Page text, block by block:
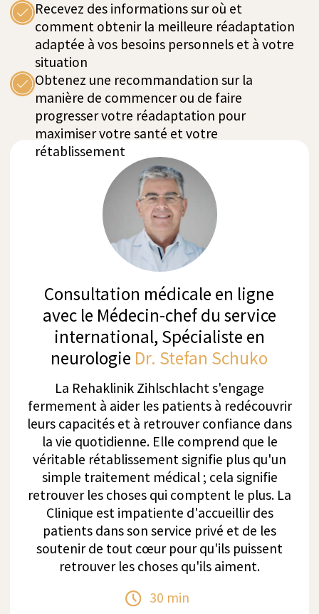
robotisés et conventionnels sont à la disposition
de nos patients. L'équipement de thérapie avancé
permet aux patients de commencer des thérapies
spécifiques, comme la thérapie de la marche,
beaucoup plus tôt. Les exercices très répétitifs
favorisent l'apprentissage moteur et la
réorganisation neuronale. Des études montrent
qu'une utilisation précoce de cet équipement
améliore le rétablissement après un AVC et
d'autres affections neurologiques. Pendant la
phase de réadaptation, une variété
d'équipements est utilisée, chacun avec des
objectifs spécifiques.